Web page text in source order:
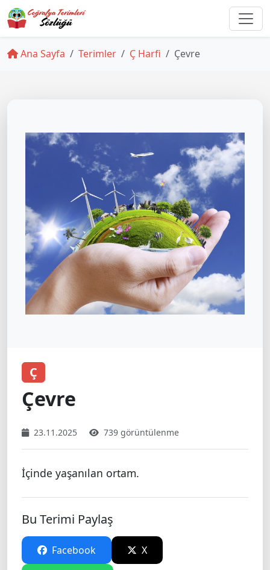
Ana Sayfa Terimler Ç Harfi Çevre
Ç
Çevre
23.11.2025 739 görüntülenme
İçinde yaşanılan ortam.
Bu Terimi Paylaş
Facebook X